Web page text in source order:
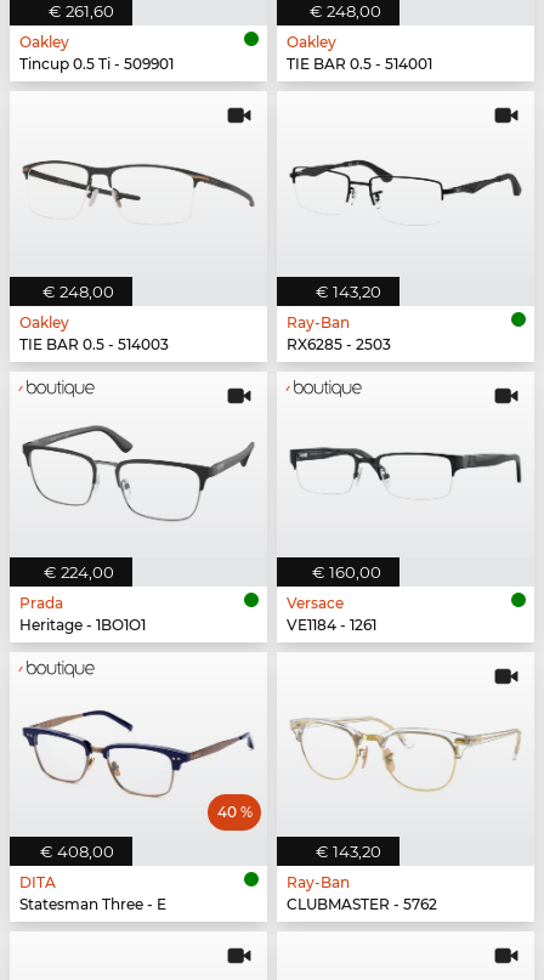
€ 261,60
Oakley
Tincup 0.5 Ti - 509901
€ 248,00
Oakley
TIE BAR 0.5 - 514001
€ 248,00
Oakley
TIE BAR 0.5 - 514003
€ 143,20
Ray-Ban
RX6285 - 2503
€ 224,00
Prada
Heritage - 1BO1O1
€ 160,00
Versace
VE1184 - 1261
€ 408,00
40 %
DITA
Statesman Three - E
€ 143,20
Ray-Ban
CLUBMASTER - 5762